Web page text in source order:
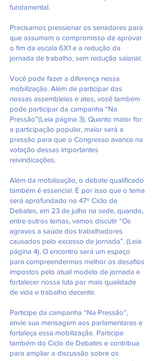
fundamental.
Precisamos pressionar os senadores para
que assumam o compromisso de aprovar
o fim da escala 6X1 e a redução da
jornada de trabalho, sem redução salarial.
Você pode fazer a diferença nessa
mobilização. Além de participar das
nossas assembleias e atos, você também
pode participar da campanha “Na
Pressão”(Leia página 3). Quanto maior for
a participação popular, maior será a
pressão para que o Congresso avance na
votação dessas importantes
reivindicações.
Além da mobilização, o debate qualificado
também é essencial. É por isso que o tema
será aprofundado no 47º Ciclo de
Debates, em 23 de julho na sede, quando,
entre outros temas, vamos discutir “Os
agravos a saúde dos trabalhadores
causados pelo excesso de jornada”. (Leia
página 4). O encontro será um espaço
para compreendermos melhor os desafios
impostos pelo atual modelo de jornada e
fortalecer nossa luta por mais qualidade
de vida e trabalho decente.
Participe da campanha “Na Pressão”,
envie sua mensagem aos parlamentares e
fortaleça essa mobilização. Participe
também do Ciclo de Debates e contribua
para ampliar a discussão sobre os